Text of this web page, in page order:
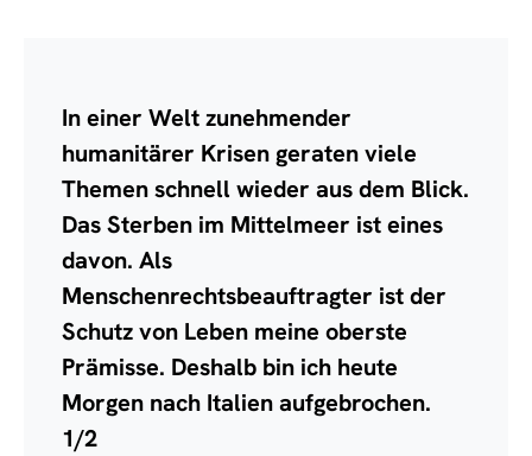
In einer Welt zunehmender
humanitärer Krisen geraten viele
Themen schnell wieder aus dem Blick.
Das Sterben im Mittelmeer ist eines
davon. Als
Menschenrechtsbeauftragter ist der
Schutz von Leben meine oberste
Prämisse. Deshalb bin ich heute
Morgen nach Italien aufgebrochen.
1/2